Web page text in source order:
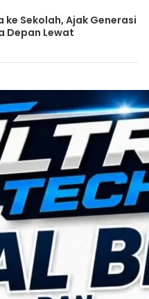
ke Sekolah, Ajak Generasi
Depan Lewat